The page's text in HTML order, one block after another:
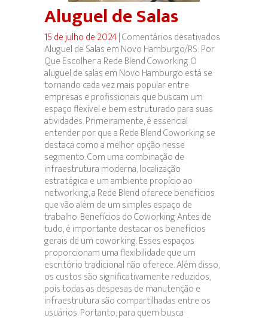
Aluguel de Salas
15 de julho de 2024|Comentários desativados
Aluguel de Salas em Novo Hamburgo/RS: Por
Que Escolher a Rede Blend Coworking O
aluguel de salas em Novo Hamburgo está se
tornando cada vez mais popular entre
empresas e profissionais que buscam um
espaço flexível e bem estruturado para suas
atividades. Primeiramente, é essencial
entender por que a Rede Blend Coworking se
destaca como a melhor opção nesse
segmento. Com uma combinação de
infraestrutura moderna, localização
estratégica e um ambiente propício ao
networking, a Rede Blend oferece benefícios
que vão além de um simples espaço de
trabalho. Benefícios do Coworking Antes de
tudo, é importante destacar os benefícios
gerais de um coworking. Esses espaços
proporcionam uma flexibilidade que um
escritório tradicional não oferece. Além disso,
os custos são significativamente reduzidos,
pois todas as despesas de manutenção e
infraestrutura são compartilhadas entre os
usuários. Portanto, para quem busca